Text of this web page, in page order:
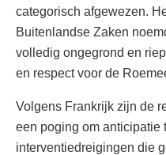
categorisch afgewezen.
Buitenlandse Zaken
volledig ongegrond en
en respect voor de
Volgens Frankrijk zijn de
een poging om anticipatie
interventiedreigingen die